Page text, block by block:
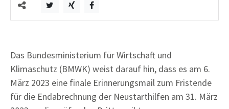
Das Bundesministerium für Wirtschaft und
Klimaschutz (BMWK) weist darauf hin, dass es am 6.
März 2023 eine finale Erinnerungsmail zum Fristende
für die Endabrechnung der Neustarthilfen am 31. März